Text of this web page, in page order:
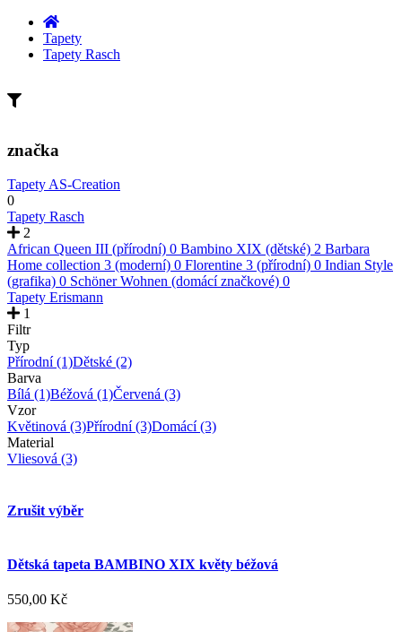
Tapety
Tapety Rasch
značka
Tapety AS-Creation
0
Tapety Rasch
2
African Queen III (přírodní) 0 Bambino XIX (dětské) 2 Barbara
Home collection 3 (moderní) 0 Florentine 3 (přírodní) 0 Indian Style
(grafika) 0 Schöner Wohnen (domácí značkové) 0
Tapety Erismann
1
Filtr
Typ
Přírodní(1)Dětské (2)
Barva
Bílá (1)Béžová (1)Červená (3)
Vzor
Květinová (3)Přírodní(3)Domácí(3)
Material
Vliesová (3)
Zrušit výběr
Dětská tapeta BAMBINO XIX květy béžová
550,00 Kč